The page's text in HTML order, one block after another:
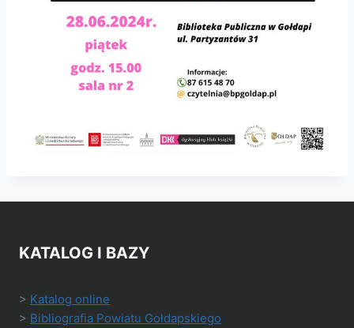
KATALOG I BAZY
> Katalog online
> Bibliografia Powiatu Gołdapskiego